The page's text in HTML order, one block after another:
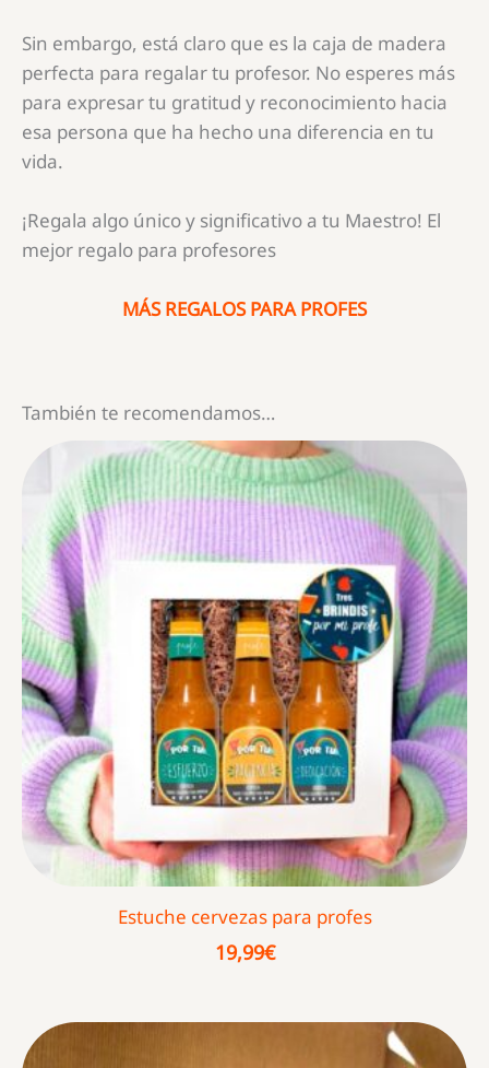
Sin embargo, está claro que es la caja de madera
perfecta para regalar tu profesor. No esperes más
para expresar tu gratitud y reconocimiento hacia
esa persona que ha hecho una diferencia en tu
vida.
¡Regala algo único y significativo a tu Maestro! El
mejor regalo para profesores
MÁS REGALOS PARA PROFES
También te recomendamos…
Estuche cervezas para profes
19,99€